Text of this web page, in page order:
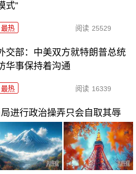
式”
最热 阅读 25529
交部：中美双方就特朗普总统
华事保持着沟通
最热 阅读 16339
进行政治操弄只会自取其辱